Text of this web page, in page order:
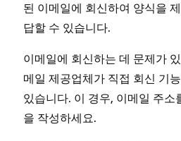
된 이메일에 회신하여 양식을
답할 수 있습니다.
이메일에 회신하는 데 문제가
메일 제공업체가 직접 회신 기
있습니다. 이 경우, 이메일 주소
을 작성하세요.